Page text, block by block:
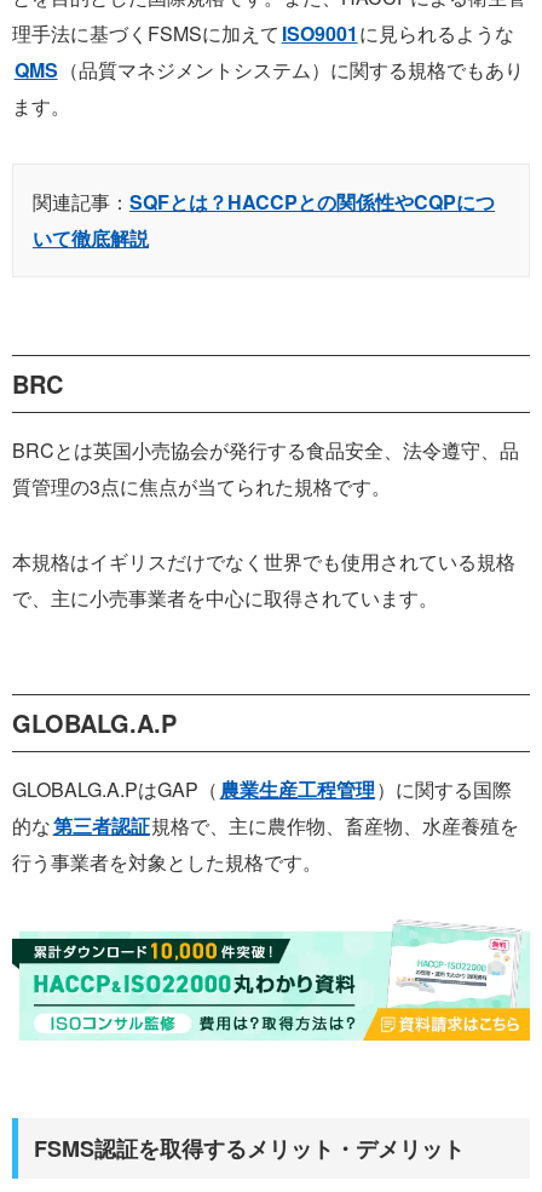
理手法に基づくFSMSに加えて ISO9001 に見られるような
QMS （品質マネジメントシステム）に関する規格でもあり
ます。
関連記事： SQFとは？HACCPとの関係性やCQPにつ
いて徹底解説
BRC
BRCとは英国小売協会が発行する食品安全、法令遵守、品
質管理の3点に焦点が当てられた規格です。
本規格はイギリスだけでなく世界でも使用されている規格
で、主に小売事業者を中心に取得されています。
GLOBALG.A.P
GLOBALG.A.PはGAP（ 農業生産工程管理）に関する国際
的な第三者認証規格で、主に農作物、畜産物、水産養殖を
行う事業者を対象とした規格です。
FSMS認証を取得するメリット・デメリット